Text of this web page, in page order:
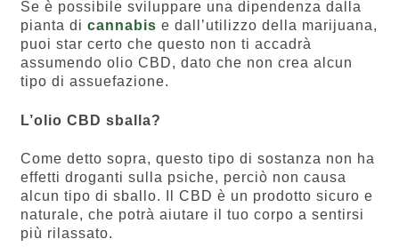
Se è possibile sviluppare una dipendenza dalla
pianta di cannabis e dall’utilizzo della marijuana,
puoi star certo che questo non ti accadrà
assumendo olio CBD, dato che non crea alcun
tipo di assuefazione.
L’olio CBD sballa?
Come detto sopra, questo tipo di sostanza non ha
effetti droganti sulla psiche, perciò non causa
alcun tipo di sballo. Il CBD è un prodotto sicuro e
naturale, che potrà aiutare il tuo corpo a sentirsi
più rilassato.